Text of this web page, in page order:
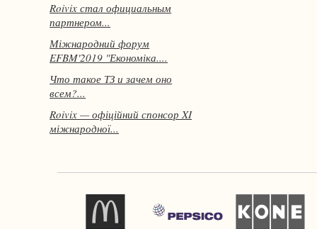
Roivix стал официальным
партнером...
Міжнародний форум
EFBM'2019 "Економіка....
Что такое ТЗ и зачем оно
всем?...
Roivix — офіційний спонсор XI
міжнародної...